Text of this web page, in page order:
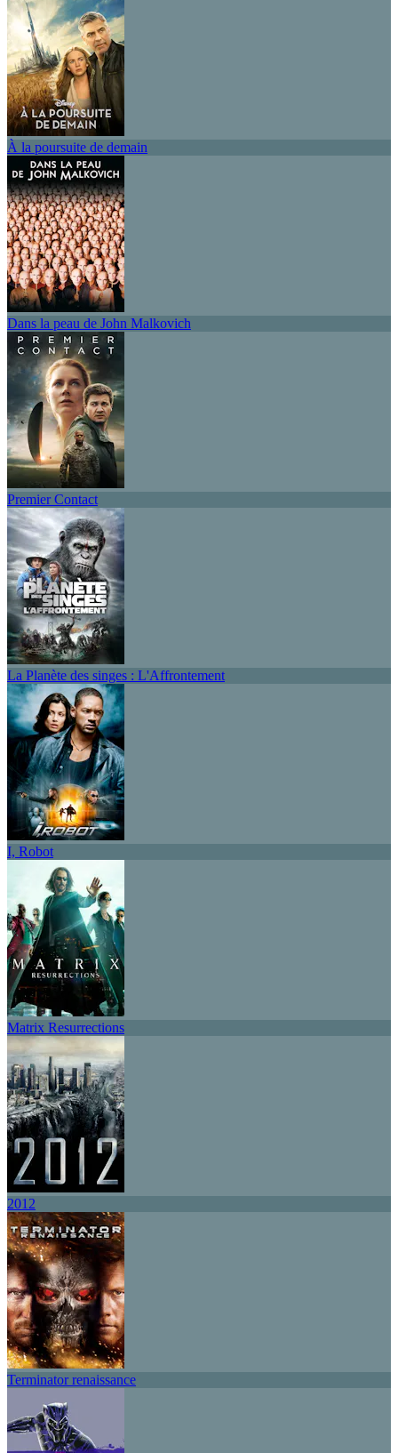
À la poursuite de demain
Dans la peau de John Malkovich
Premier Contact
La Planète des singes : L'Affrontement
I, Robot
Matrix Resurrections
2012
Terminator renaissance